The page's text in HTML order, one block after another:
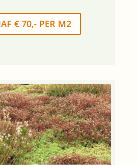
€ 70,- PER M2